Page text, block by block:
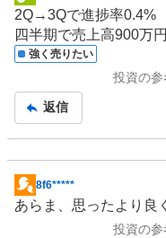
示
板
記
2Q→3Qで進捗率0.4%
四半期で売上高900万
強く売りたい
投資の参
返信
掲
示
8f6*****
あらま、思ったより良
投資の参